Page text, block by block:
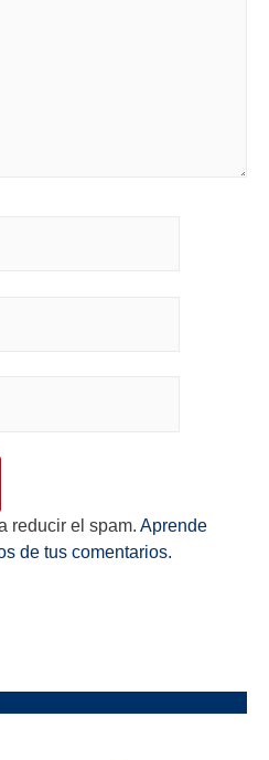
reducir el spam. Aprende
de tus comentarios.